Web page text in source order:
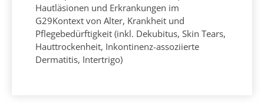
Hautläsionen und Erkrankungen im
G29Kontext von Alter, Krankheit und
Pflegebedürftigkeit (inkl. Dekubitus, Skin Tears,
Hauttrockenheit, Inkontinenz-assoziierte
Dermatitis, Intertrigo)